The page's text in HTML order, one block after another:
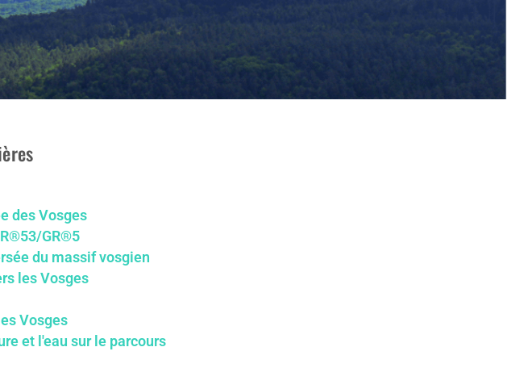
des Vosges
GR®5
du massif vosgien
les Vosges
Vosges
et l'eau sur le parcours